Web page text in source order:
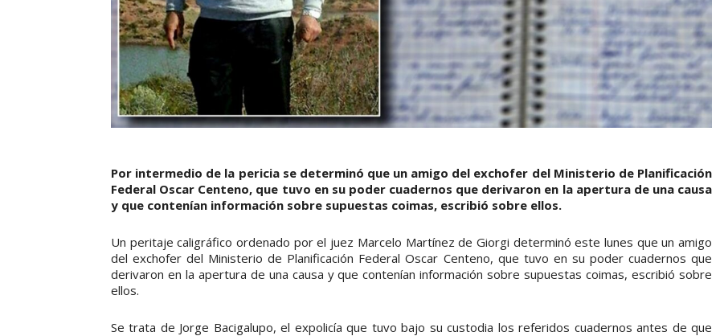
Por intermedio de la pericia se determinó que un amigo del exchofer del Ministerio de Planificación
Federal Oscar Centeno, que tuvo en su poder cuadernos que derivaron en la apertura de una causa
y que contenían información sobre supuestas coimas, escribió sobre ellos.
Un peritaje caligráfico ordenado por el juez Marcelo Martínez de Giorgi determinó este lunes que un amigo
del exchofer del Ministerio de Planificación Federal Oscar Centeno, que tuvo en su poder cuadernos que
derivaron en la apertura de una causa y que contenían información sobre supuestas coimas, escribió sobre
ellos.
Se trata de Jorge Bacigalupo, el expolicía que tuvo bajo su custodia los referidos cuadernos antes de que